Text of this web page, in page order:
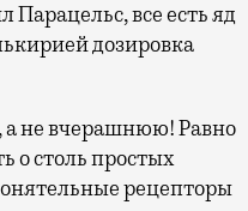
Парацельс, все есть яд
дозировка
а не вчерашнюю! Равно
о столь простых
рецепторы